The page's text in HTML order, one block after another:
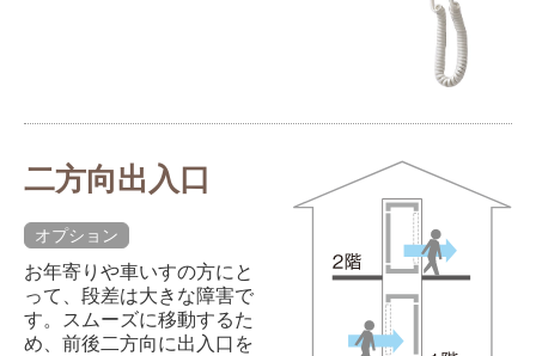
二方向出入口
オプション
お年寄りや車いすの方にと
って、段差は大きな障害で
す。スムーズに移動するた
め、前後二方向に出入口を